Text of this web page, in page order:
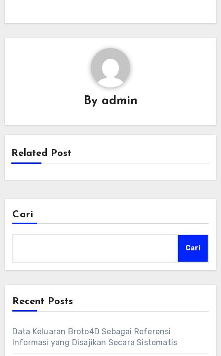
By admin
Related Post
Cari
Cari
Recent Posts
Data Keluaran Broto4D Sebagai Referensi
Informasi yang Disajikan Secara Sistematis